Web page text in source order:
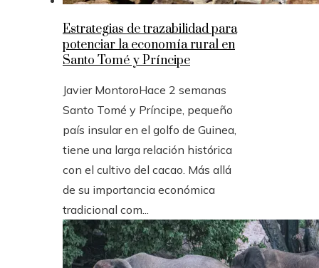
Estrategias de trazabilidad para
potenciar la economía rural en
Santo Tomé y Príncipe
Javier MontoroHace 2 semanas
Santo Tomé y Príncipe, pequeño
país insular en el golfo de Guinea,
tiene una larga relación histórica
con el cultivo del cacao. Más allá
de su importancia económica
tradicional com...